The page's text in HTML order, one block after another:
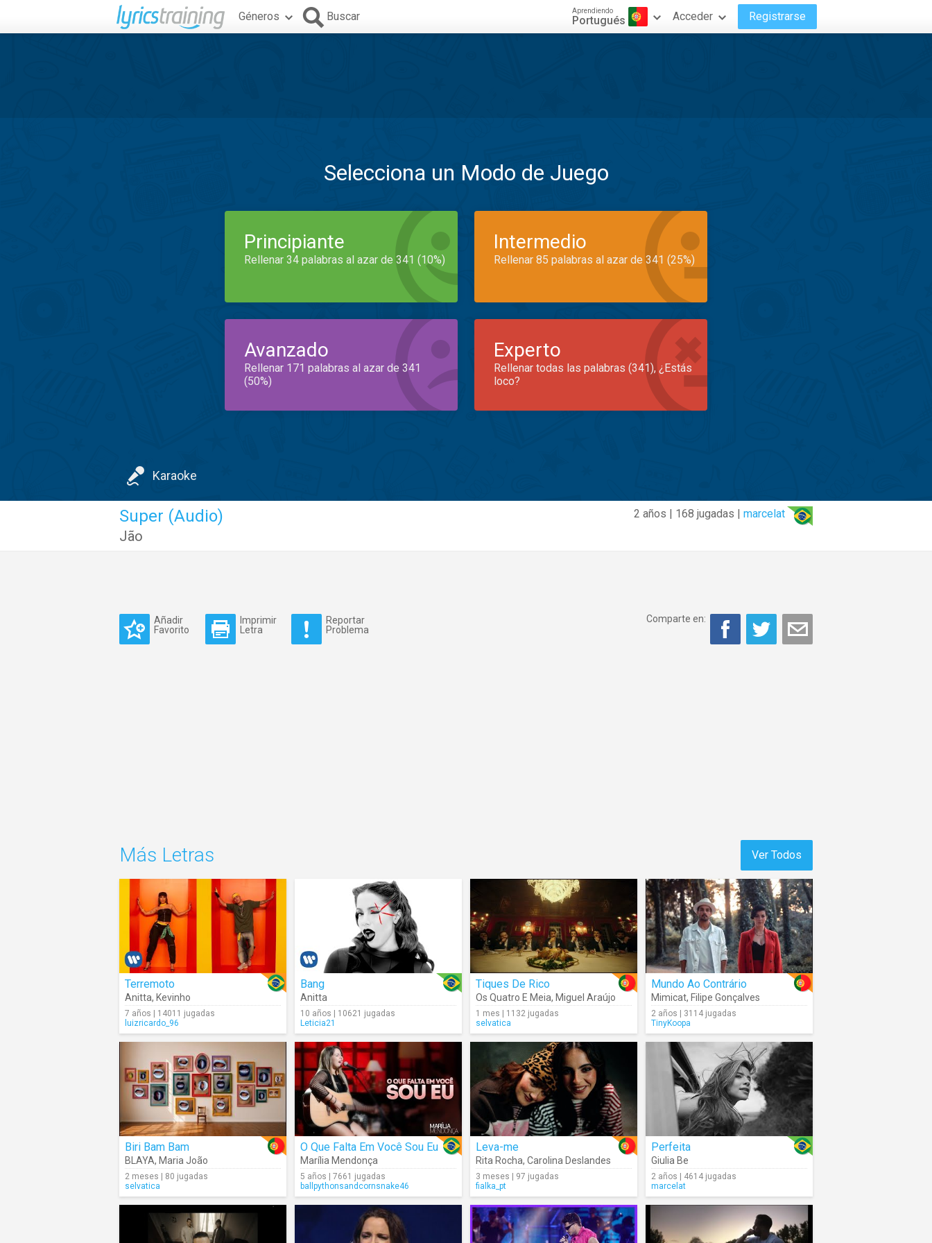
Géneros Buscar Aprendiendo
Portugués Acceder Registrarse
Selecciona un Modo de Juego
Principiante
Rellenar 34 palabras al azar de 341 (10%)
Intermedio
Rellenar 85 palabras al azar de 341 (25%)
Avanzado
Rellenar 171 palabras al azar de 341
(50%)
Experto
Rellenar todas las palabras (341), ¿Estás
loco?
Karaoke
2 años | 168 jugadas | marcelat
Super (Audio)
Jão
Añadir
Favorito
Imprimir
Letra
Reportar
Problema
Comparte en:
Ver Todos
Más Letras
Terremoto
Anitta, Kevinho
7 años | 14011 jugadas
luizricardo_96
Bang
Anitta
10 años | 10621 jugadas
Leticia21
Tiques De Rico
Os Quatro E Meia, Miguel Araújo
1 mes | 1132 jugadas
selvatica
Mundo Ao Contrário
Mimicat, Filipe Gonçalves
2 años | 3114 jugadas
TinyKoopa
Biri Bam Bam
BLAYA, Maria João
2 meses | 80 jugadas
selvatica
O Que Falta Em Você Sou Eu
Marília Mendonça
5 años | 7661 jugadas
ballpythonsandcornsnake46
Leva-me
Rita Rocha, Carolina Deslandes
3 meses | 97 jugadas
fialka_pt
Perfeita
Giulia Be
2 años | 4614 jugadas
marcelat